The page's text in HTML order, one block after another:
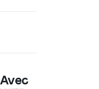
Avec